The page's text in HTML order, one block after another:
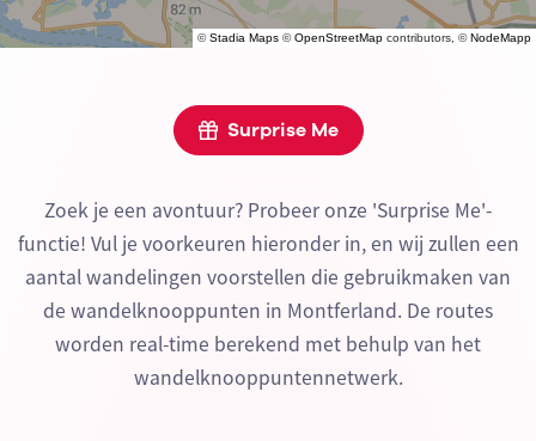
©Stadia Maps ©OpenStreetMap contributors, ©NodeMapp
Surprise Me
Zoek je een avontuur? Probeer onze 'Surprise Me'-
functie! Vul je voorkeuren hieronder in, en wij zullen een
aantal wandelingen voorstellen die gebruikmaken van
de wandelknooppunten in Montferland. De routes
worden real-time berekend met behulp van het
wandelknooppuntennetwerk.